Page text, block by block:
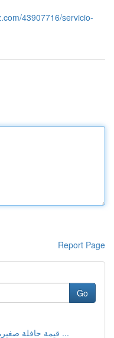
43907716/servicio-
Report Page
Go
قيمة حافلة صغيرة من مرسيدس مرشد كامل و ...